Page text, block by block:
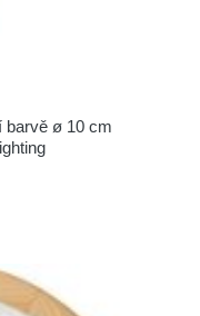
barvě ø 10 cm